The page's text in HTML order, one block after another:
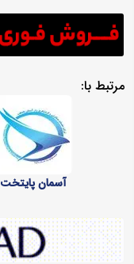
مرتبط با:
آسمان پایتخت